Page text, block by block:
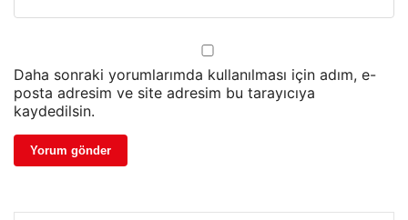
Daha sonraki yorumlarımda kullanılması için adım, e-
posta adresim ve site adresim bu tarayıcıya
kaydedilsin.